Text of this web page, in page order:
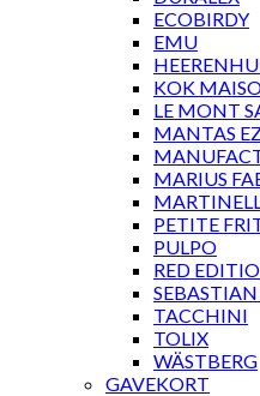
ECOBIRDY
EMU
KOK
LE MONT
MANTAS
MARIUS
PETITE
PULPO
RED
TACCHINI
TOLIX
WÄSTBERG
GAVEKORT